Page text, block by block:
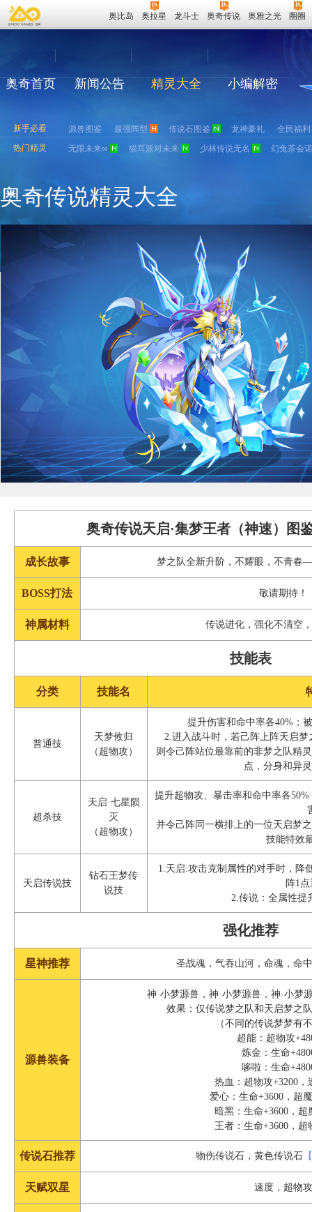
奥比岛 奥拉星 龙斗士 奥奇传说 奥雅之光 圈圈
奥奇首页 新闻公告 精灵大全 小编解密
新手必看 源兽图鉴 最强阵型 传说石图鉴 龙神豪礼
全民福利
热门精灵
无限未来∞ 猫耳派对未来 少林传说无名 幻兔茶会
奥奇传说精灵大全
奥奇传说天启·集梦王者（神速）图
成长故事 梦之队全新升阶，不耀眼，不青
BOSS打法 敬请期待！
神属材料 传说进化，强化不清空
技能表
分类 技能名
普通技
天梦攸归
（超物攻）
提升伤害和命中率各40%；
2.进入战斗时，若己阵上阵天启
则令己阵站位最靠前的非梦之队精
点，分身和异
超杀技
天启·七星陨
灭
（超物攻）
提升超物攻、暴击率和命中率各
并令己阵同一横排上的一位天启梦
技能特效
天启传说技
钻石王梦传
说技
1.天启:攻击克制属性的对手时，降
阵1
2.传说：全属性提
强化推荐
星神推荐 圣战魂，气吞山河，命魂，命
源兽装备
神·小梦源兽，神·小梦源兽，神·小梦
效果：仅传说梦之队和天启梦之
（不同的传说梦梦有
超能：超物攻
炼金：生命
哆啦：生命
热血：超物攻+3200，
爱心：生命+3600，超
暗黑：生命+3600，超
王者：生命+3600，超
传说石推荐 物伤传说石，黄色传说石
天赋双星 速度，超物